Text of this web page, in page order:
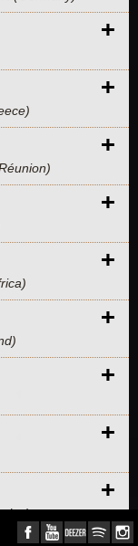
+
+
+
+
+
+
+
+
+